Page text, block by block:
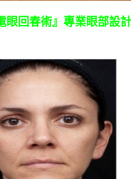
眼回春術』專業眼部設